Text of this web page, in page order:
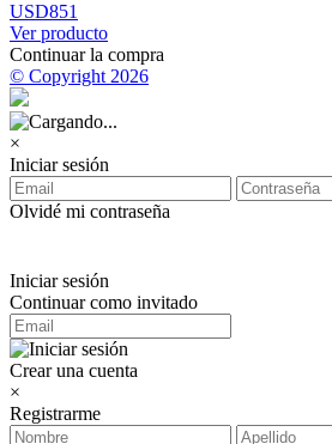
USD851
Ver producto
Continuar la compra
© Copyright 2026
×
Iniciar sesión
Olvidé mi contraseña
Iniciar sesión
Continuar como invitado
Crear una cuenta
×
Registrarme